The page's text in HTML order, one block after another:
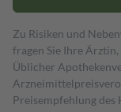
Zu Risiken und
fragen Sie Ihre
Üblicher
Preisempfehlung des